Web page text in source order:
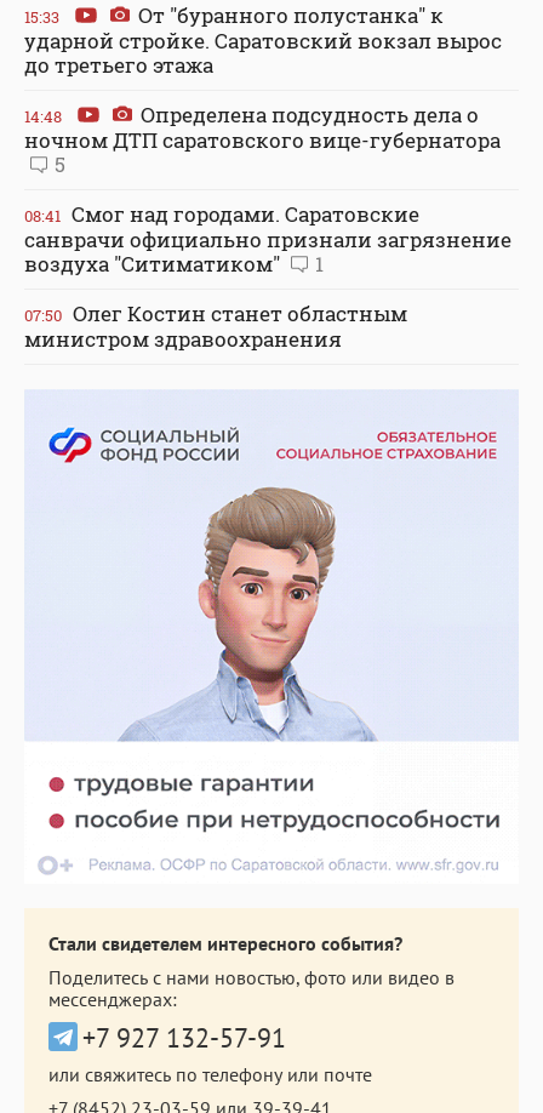
15:33
От "буранного полустанка" к
ударной стройке. Саратовский вокзал вырос
до третьего этажа
14:48
Определена подсудность дела о
ночном ДТП саратовского вице-губернатора
5
08:41 Смог над городами. Саратовские
санврачи официально признали загрязнение
воздуха "Ситиматиком"
1
07:50 Олег Костин станет областным
министром здравоохранения
Стали свидетелем интересного события?
Поделитесь с нами новостью, фото или видео в
мессенджерах:
+7 927 132-57-91
или свяжитесь по телефону или почте